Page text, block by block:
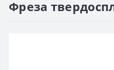
Фреза